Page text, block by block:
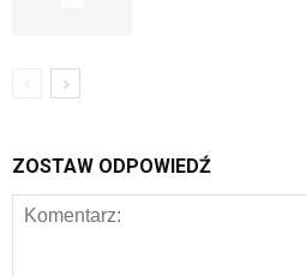
ZOSTAW ODPOWIEDŹ